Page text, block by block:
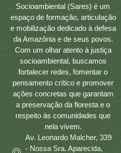
Socioambiental (Sares) é um
espaço de formação, articulação
e mobilização dedicado à defesa
da Amazônia e de seus povos.
Com um olhar atento à justiça
socioambiental, buscamos
fortalecer redes, fomentar o
pensamento crítico e promover
ações concretas que garantam
a preservação da floresta e o
respeito às comunidades que
nela vivem.
Av. Leonardo Malcher, 339
- Nossa Sra. Aparecida,